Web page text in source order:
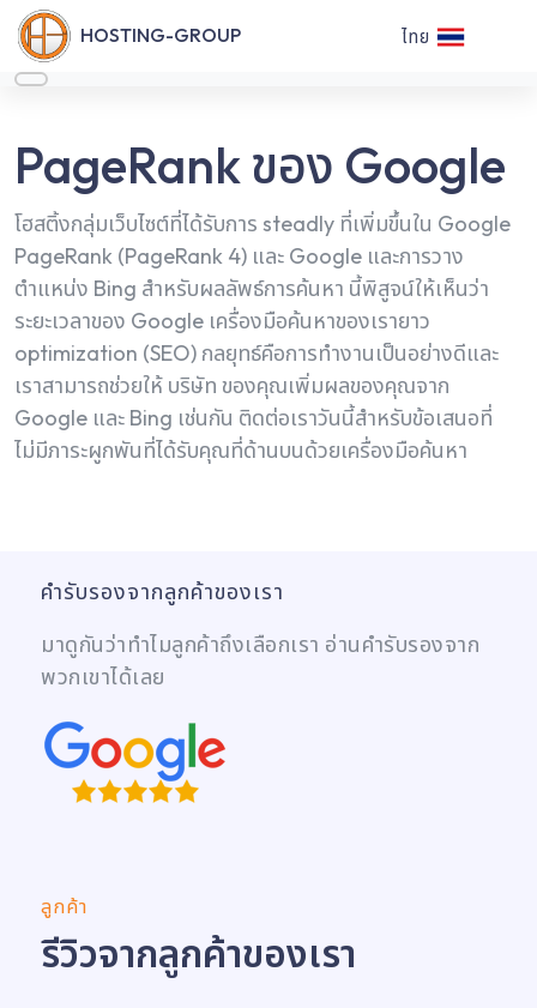
HOSTING-GROUP ไทย
PageRank ของ Google
โฮสติ้งกลุ่มเว็บไซต์ที่ได้รับการ steadly ที่เพิ่มขึ้นใน Google
PageRank (PageRank 4) และ Google และการวาง
ตำแหน่ง Bing สำหรับผลลัพธ์การค้นหา นี้พิสูจน์ให้เห็นว่า
ระยะเวลาของ Google เครื่องมือค้นหาของเรายาว
optimization (SEO) กลยุทธ์คือการทำงานเป็นอย่างดีและ
เราสามารถช่วยให้ บริษัท ของคุณเพิ่มผลของคุณจาก
Google และ Bing เช่นกัน ติดต่อเราวันนี้สำหรับข้อเสนอที่
ไม่มีภาระผูกพันที่ได้รับคุณที่ด้านบนด้วยเครื่องมือค้นหา
คำรับรองจากลูกค้าของเรา
มาดูกันว่าทำไมลูกค้าถึงเลือกเรา อ่านคำรับรองจาก
พวกเขาได้เลย
ลูกค้า
รีวิวจากลูกค้าของเรา